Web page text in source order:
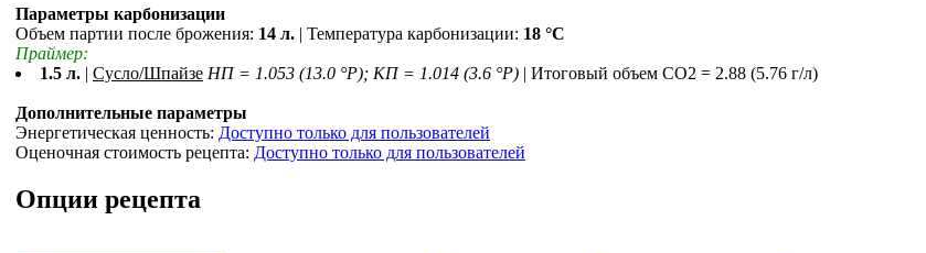
Параметры карбонизации
Объем партии после брожения: 14 л. | Температура карбонизации: 18 °С
Праймер:
1.5 л. | Сусло/Шпайзе НП = 1.053 (13.0 °P); КП = 1.014 (3.6 °P) | Итоговый объем СO2 = 2.88 (5.76 г/л)
Дополнительные параметры
Энергетическая ценность: Доступно только для пользователей
Оценочная стоимость рецепта: Доступно только для пользователей
Опции рецепта